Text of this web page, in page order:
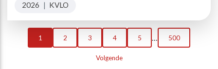
2026 | KVLO
1 2 3 4 5 ... 500
Volgende